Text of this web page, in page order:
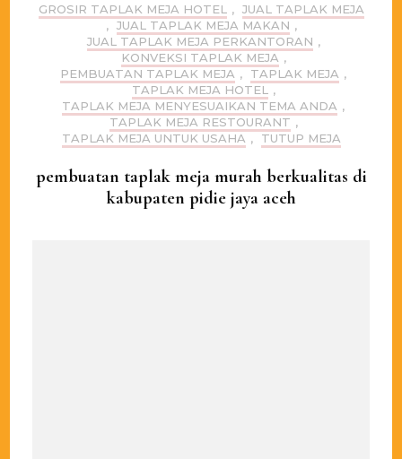
GROSIR TAPLAK MEJA HOTEL , JUAL TAPLAK MEJA
, JUAL TAPLAK MEJA MAKAN ,
JUAL TAPLAK MEJA PERKANTORAN ,
KONVEKSI TAPLAK MEJA ,
PEMBUATAN TAPLAK MEJA , TAPLAK MEJA ,
TAPLAK MEJA HOTEL
,
TAPLAK MEJA MENYESUAIKAN TEMA ANDA ,
TAPLAK MEJA RESTOURANT ,
TAPLAK MEJA UNTUK USAHA , TUTUP MEJA
pembuatan taplak meja murah berkualitas di
kabupaten pidie jaya aceh